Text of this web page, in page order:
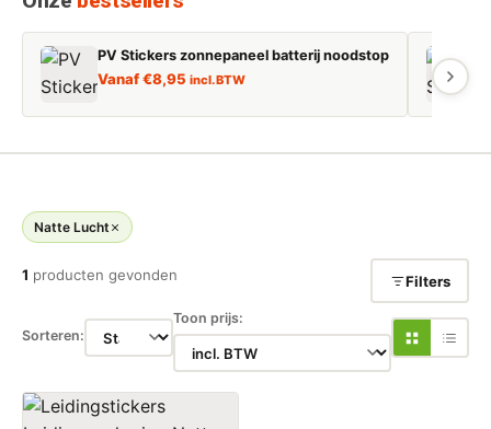
PV Stickers zonnepaneel batterij noodstop
Vanaf€8,95 incl. BTW
Natte Lucht
1 producten gevonden Filters
Sorteren:
Toon prijs: